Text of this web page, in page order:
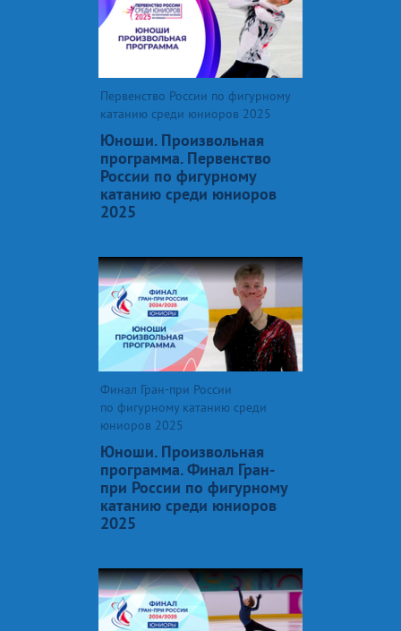
Первенство России по фигурному
катанию среди юниоров 2025
Юноши. Произвольная
программа. Первенство
России по фигурному
катанию среди юниоров
2025
Финал Гран-при России
по фигурному катанию среди
юниоров 2025
Юноши. Произвольная
программа. Финал Гран-
при России по фигурному
катанию среди юниоров
2025